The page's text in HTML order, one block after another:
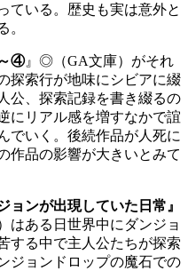
ている。歴史も実は意外と
。
④』◎（GA文庫）がそれ
探索行が地味にシビアに綴
公、探索記録を書き綴るの
にリアル感を増すなかで誼
でいく。後続作品が人死に
作品の影響が大きいとみて
ンが出現していた日常』
はある日世界中にダンジョ
する中で主人公たちが探索
ジョンドロップの魔石での